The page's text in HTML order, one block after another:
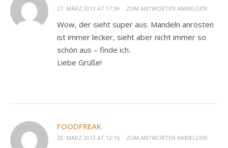
27. MÄRZ 2013 AT 17:39 ZUM ANTWORTEN ANMELDEN
Wow, der sieht super aus. Mandeln anrösten
ist immer lecker, sieht aber nicht immer so
schön aus – finde ich.
Liebe Grüße!
FOODFREAK
28. MÄRZ 2013 AT 12:16 ZUM ANTWORTEN ANMELDEN